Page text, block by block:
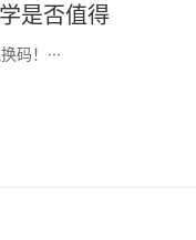
是否值得
码！···